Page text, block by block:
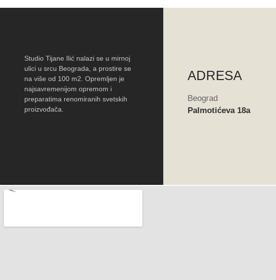
Studio Tijane Ilić nalazi se u mirnoj
ulici u srcu Beograda, a prostire se
na više od 100 m2. Opremljen je
najsavremenijom opremom i
preparatima renomiranih svetskih
proizvođača.
ADRESA
Beograd
Palmotićeva 18a